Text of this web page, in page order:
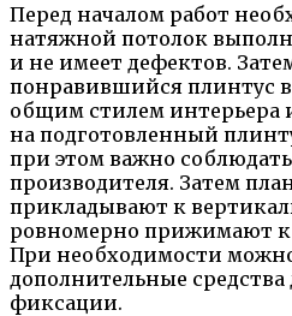
Перед началом работ
натяжной потолок
и не имеет дефектов.
понравившийся плинтус в
общим стилем интерьера
на подготовленный
при этом важно
производителя. Затем
прикладывают к
ровномерно прижимают к
При необходимости
дополнительные
фиксации.